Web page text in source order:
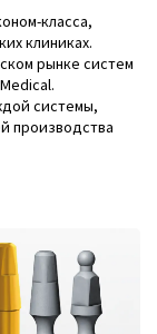
класса,
клиниках.
рынке систем
системы,
производства